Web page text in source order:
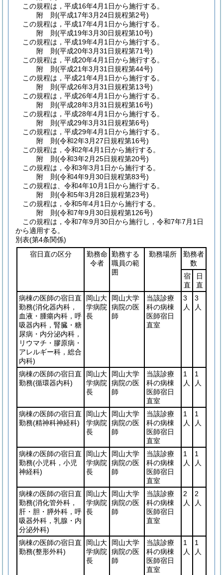
この規程は，平成16年4月1日から施行する。
附 則(平成17年3月24日規程第2号)
この規程は，平成17年4月1日から施行する。
附 則(平成19年3月30日規程第10号)
この規程は，平成19年4月1日から施行する。
附 則(平成20年3月31日規程第71号)
この規程は，平成20年4月1日から施行する。
附 則(平成21年3月31日規程第44号)
この規程は，平成21年4月1日から施行する。
附 則(平成26年3月31日規程第13号)
この規程は，平成26年4月1日から施行する。
附 則(平成28年3月31日規程第16号)
この規程は，平成28年4月1日から施行する。
附 則(平成29年3月31日規程第6号)
この規程は，平成29年4月1日から施行する。
附 則(令和2年3月27日規程第16号)
この規程は，令和2年4月1日から施行する。
附 則(令和3年2月25日規程第20号)
この規程は，令和3年3月1日から施行する。
附 則(令和4年9月30日規程第83号)
この規程は、令和4年10月1日から施行する。
附 則(令和5年3月28日規程第23号)
この規程は，令和5年4月1日から施行する。
附 則(令和7年9月30日規程第126号)
この規程は，令和7年9月30日から施行し，令和7年7月1日
から適用する。
別表(第4条関係)
宿日直の区分
勤務命
令者
勤務する
職員の範
囲
勤務場所
勤務者
数
宿
直
日
直
病棟の医師の宿日直
勤務(消化器内科，
血液・腫瘍内科，呼
吸器内科，腎臓・糖
尿病・内分泌内科，
リウマチ・膠原病・
アレルギー科，総合
内科)
岡山大
学病院
長
岡山大学
病院の医
師
当該診療
科の病棟
医師宿日
直室
3
人
3
人
病棟の医師の宿日直
勤務(循環器内科)
岡山大
学病院
長
岡山大学
病院の医
師
当該診療
科の病棟
医師宿日
直室
1
人
1
人
病棟の医師の宿日直
勤務(精神科神経科)
岡山大
学病院
長
岡山大学
病院の医
師
当該診療
科の病棟
医師宿日
直室
1
人
1
人
病棟の医師の宿日直
勤務(小児科，小児
神経科)
岡山大
学病院
長
岡山大学
病院の医
師
当該診療
科の病棟
医師宿日
直室
1
人
1
人
病棟の医師の宿日直
勤務(消化管外科，
肝・胆・膵外科，呼
吸器外科，乳腺・内
分泌外科)
岡山大
学病院
長
岡山大学
病院の医
師
当該診療
科の病棟
医師宿日
直室
2
人
2
人
病棟の医師の宿日直
勤務(整形外科)
岡山大
学病院
長
岡山大学
病院の医
師
当該診療
科の病棟
医師宿日
直室
1
人
1
人